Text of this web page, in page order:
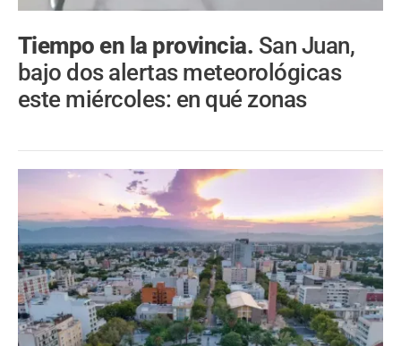
Tiempo en la provincia. San Juan,
bajo dos alertas meteorológicas
este miércoles: en qué zonas